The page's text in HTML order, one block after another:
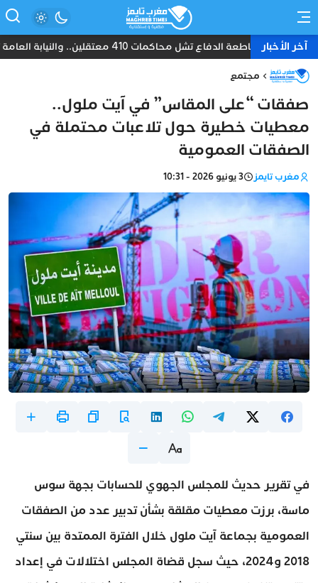
آخر الأخبارمقاطعة الدفاع تشل محاكمات 410 معتقلين.. والنيابة العامة تبحث عن حل قانوني
مجتمع
صفقات “على المقاس” في آيت ملول..
معطيات خطيرة حول تلاعبات محتملة في
الصفقات العمومية
مغرب تايمز 3 يونيو 2026 - 10:31
في تقرير حديث للمجلس الجهوي للحسابات بجهة سوس
ماسة، برزت معطيات مقلقة بشأن تدبير عدد من الصفقات
العمومية بجماعة آيت ملول خلال الفترة الممتدة بين سنتي
2018 و2024، حيث سجل قضاة المجلس اختلالات في إعداد